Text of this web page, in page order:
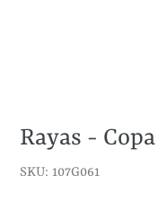
Rayas -
SKU: 107G061